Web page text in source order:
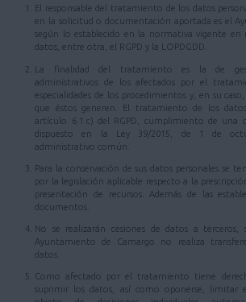
El responsable del tratamiento de los datos
en la solicitud o documentación aportada es el
según lo establecido en la normativa vigente en
datos, entre otra, el RGPD y la LOPDGDD.
La finalidad del tratamiento es la de
administrativos de los afectados por el
especialidades de los procedimientos y, en su
que éstos generen. El tratamiento de los
artículo 6.1.c) del RGPD, cumplimiento de una
dispuesto en la Ley 39/2015, de 1 de
administrativo común.
Para la conservación de sus datos personales se
por la legislación aplicable respecto a la
presentación de recursos. Además de las
documentos.
No se realizarán cesiones de datos a terceros,
Ayuntamiento de Camargo no realiza
datos.
Como afectado por el tratamiento tiene
suprimir los datos, así como oponerse,